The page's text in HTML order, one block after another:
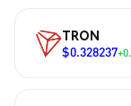
TRON
$0.328237